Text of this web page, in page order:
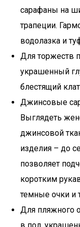
сарафаны на
трапеции.
водолазка и
Для торжеств
украшенный
блестящий
Джинсовые
Выглядеть
джинсовой
изделия – до
позволяет
коротким
темные очки и
Для пляжного